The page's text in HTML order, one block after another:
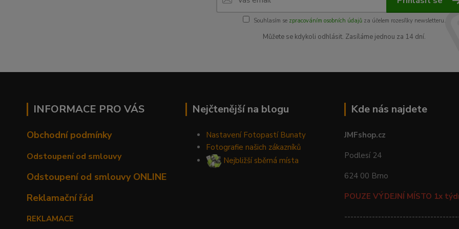
Souhlasím se zpracováním osobních údajů za účelem rozesílky newsletteru.
Můžete se kdykoli odhlásit. Zasíláme jednou za 14 dní.
INFORMACE PRO VÁS
Obchodní podmínky
Odstoupení od smlouvy
Odstoupení od smlouvy ONLINE
Reklamační řád
REKLAMACE
Nejčtenější na blogu
Nastavení Fotopastí Bunaty
Fotografie našich zákazníků
Nejbližší sběrná místa
Kde nás najdete
JMFshop.cz
Podlesí 24
624 00 Brno
POUZE VÝDEJNÍ MÍSTO 1x